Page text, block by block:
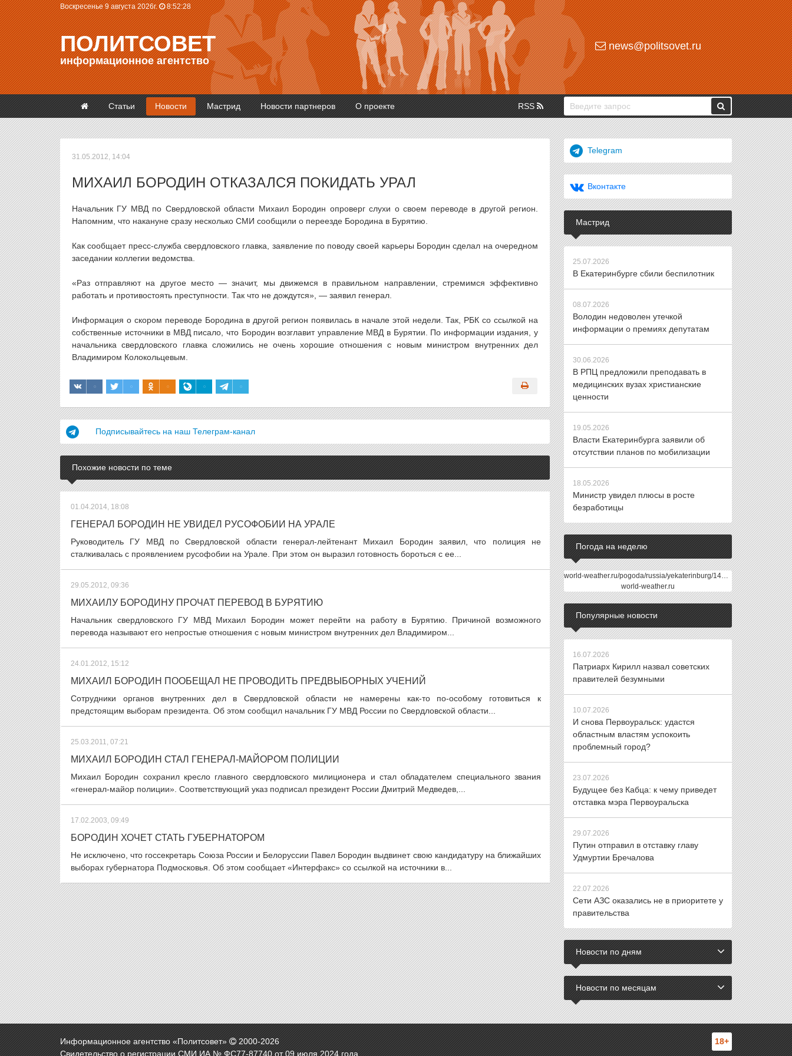
Воскресенье 9 августа 2026г. 8:52:29
ПОЛИТСОВЕТ
информационное агентство
news@politsovet.ru
Статьи Новости Мастрид Новости партнеров О проекте RSS
31.05.2012, 14:04
МИХАИЛ БОРОДИН ОТКАЗАЛСЯ ПОКИДАТЬ УРАЛ
Начальник ГУ МВД по Свердловской области Михаил Бородин опроверг слухи о своем переводе в другой регион.
Напомним, что накануне сразу несколько СМИ сообщили о переезде Бородина в Бурятию.
Как сообщает пресс-служба свердловского главка, заявление по поводу своей карьеры Бородин сделал на очередном
заседании коллегии ведомства.
«Раз отправляют на другое место — значит, мы движемся в правильном направлении, стремимся эффективно
работать и противостоять преступности. Так что не дождутся», — заявил генерал.
Информация о скором переводе Бородина в другой регион появилась в начале этой недели. Так, РБК со ссылкой на
собственные источники в МВД писало, что Бородин возглавит управление МВД в Бурятии. По информации издания, у
начальника свердловского главка сложились не очень хорошие отношения с новым министром внутренних дел
Владимиром Колокольцевым.
Подписывайтесь на наш Телеграм-канал
Похожие новости по теме
01.04.2014, 18:08
ГЕНЕРАЛ БОРОДИН НЕ УВИДЕЛ РУСОФОБИИ НА УРАЛЕ
Руководитель ГУ МВД по Свердловской области генерал-лейтенант Михаил Бородин заявил, что полиция не
сталкивалась с проявлением русофобии на Урале. При этом он выразил готовность бороться с ее...
29.05.2012, 09:36
МИХАИЛУ БОРОДИНУ ПРОЧАТ ПЕРЕВОД В БУРЯТИЮ
Начальник свердловского ГУ МВД Михаил Бородин может перейти на работу в Бурятию. Причиной возможного
перевода называют его непростые отношения с новым министром внутренних дел Владимиром...
24.01.2012, 15:12
МИХАИЛ БОРОДИН ПООБЕЩАЛ НЕ ПРОВОДИТЬ ПРЕДВЫБОРНЫХ УЧЕНИЙ
Сотрудники органов внутренних дел в Свердловской области не намерены как-то по-особому готовиться к
предстоящим выборам президента. Об этом сообщил начальник ГУ МВД России по Свердловской области...
25.03.2011, 07:21
МИХАИЛ БОРОДИН СТАЛ ГЕНЕРАЛ-МАЙОРОМ ПОЛИЦИИ
Михаил Бородин сохранил кресло главного свердловского милиционера и стал обладателем специального звания
«генерал-майор полиции». Соответствующий указ подписал президент России Дмитрий Медведев,...
17.02.2003, 09:49
БОРОДИН ХОЧЕТ СТАТЬ ГУБЕРНАТОРОМ
Не исключено, что госсекретарь Союза России и Белоруссии Павел Бородин выдвинет свою кандидатуру на ближайших
выборах губернатора Подмосковья. Об этом сообщает «Интерфакс» со ссылкой на источники в...
Telegram
Вконтакте
Мастрид
25.07.2026
В Екатеринбурге сбили беспилотник
08.07.2026
Володин недоволен утечкой
информации о премиях депутатам
30.06.2026
В РПЦ предложили преподавать в
медицинских вузах христианские
ценности
19.05.2026
Власти Екатеринбурга заявили об
отсутствии планов по мобилизации
18.05.2026
Министр увидел плюсы в росте
безработицы
Погода на неделю
world-weather.ru/pogoda/russia/yekaterinburg/14days/
world-weather.ru
Популярные новости
16.07.2026
Патриарх Кирилл назвал советских
правителей безумными
10.07.2026
И снова Первоуральск: удастся
областным властям успокоить
проблемный город?
23.07.2026
Будущее без Кабца: к чему приведет
отставка мэра Первоуральска
29.07.2026
Путин отправил в отставку главу
Удмуртии Бречалова
22.07.2026
Сети АЗС оказались не в приоритете у
правительства
Новости по дням
Новости по месяцам
Информационное агентство «Политсовет» 2000-2026
Свидетельство о регистрации СМИ ИА № ФС77-87740 от 09 июля 2024 года.
18+